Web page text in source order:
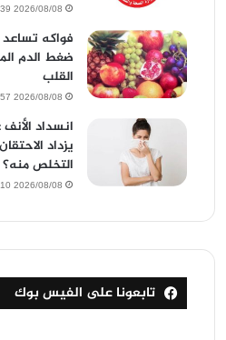
2026/08/08 2:07:39 مساءً
فواكه
ضغط الدم
القلب
2026/08/08 2:04:57 مساءً
انسداد الأنف
يزداد
التخلص منه؟
2026/08/08 1:50:10 مساءً
تابعونا على الفيس بوك